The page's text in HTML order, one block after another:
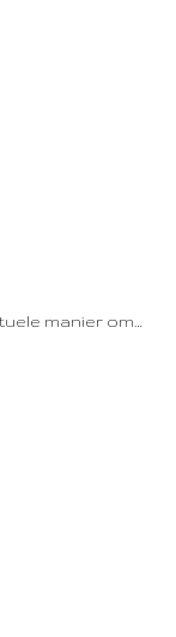
manier om…